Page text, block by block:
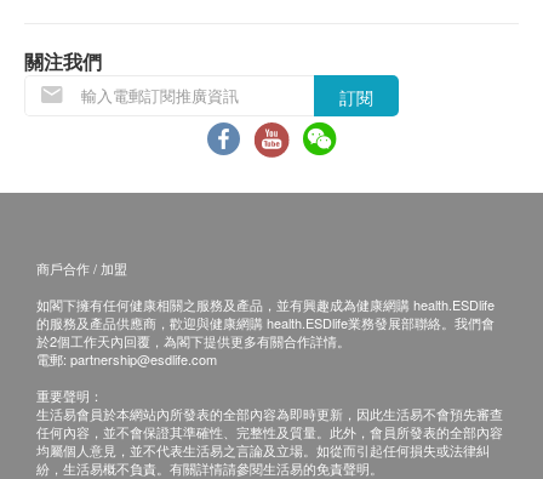
關注我們
訂閱
商戶合作 / 加盟
如閣下擁有任何健康相關之服務及產品，並有興趣成為健康網購 health.ESDlife
的服務及產品供應商，歡迎與健康網購 health.ESDlife業務發展部聯絡。我們會
於2個工作天內回覆，為閣下提供更多有關合作詳情。
電郵: partnership@esdlife.com
重要聲明：
生活易會員於本網站內所發表的全部內容為即時更新，因此生活易不會預先審查
任何內容，並不會保證其準確性、完整性及質量。此外，會員所發表的全部內容
均屬個人意見，並不代表生活易之言論及立場。如從而引起任何損失或法律糾
紛，生活易概不負責。有關詳情請參閱生活易的免責聲明。